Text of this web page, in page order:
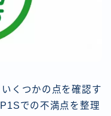
くつかの点を確認す
での不満点を整理